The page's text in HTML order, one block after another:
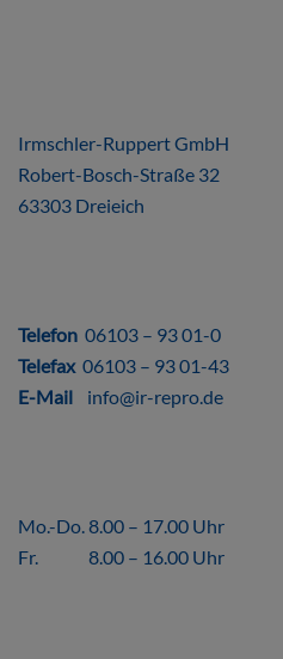
Irmschler-Ruppert GmbH
Robert-Bosch-Straße 32
63303 Dreieich
Telefon 06103 – 93 01-0
Telefax06103 – 93 01-43
E-Mail
info@ir-repro.de
Mo.-Do. 8.00 – 17.00 Uhr
Fr. 8.00 – 16.00 Uhr